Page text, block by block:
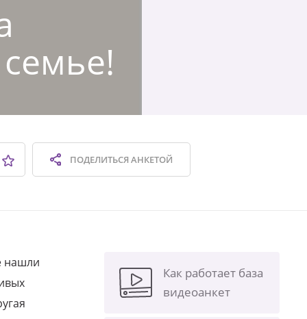
ПОДЕЛИТЬСЯАНКЕТОЙ
нашли
Как работает база
видеоанкет